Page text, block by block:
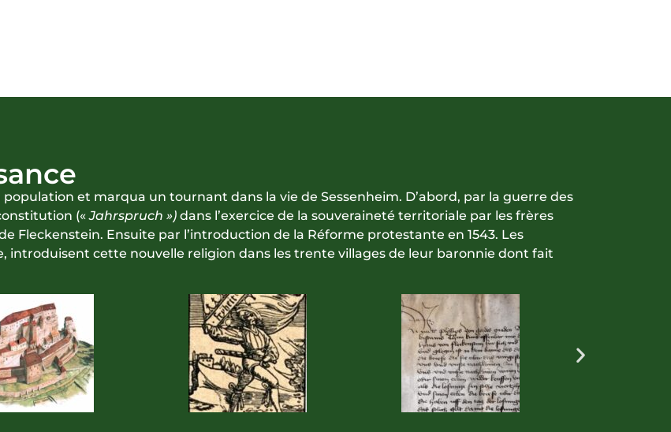
et marqua un tournant dans la vie de Sessenheim. D’abord, par la guerre des
(«Jahrspruch ») dans l’exercice de la souveraineté territoriale par les frères
Fleckenstein. Ensuite par l’introduction de la Réforme protestante en 1543. Les
introduisent cette nouvelle religion dans les trente villages de leur baronnie dont fait